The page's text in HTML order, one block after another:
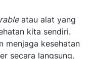
atau alat yang
kita sendiri.
menjaga kesehatan
secara langsung.